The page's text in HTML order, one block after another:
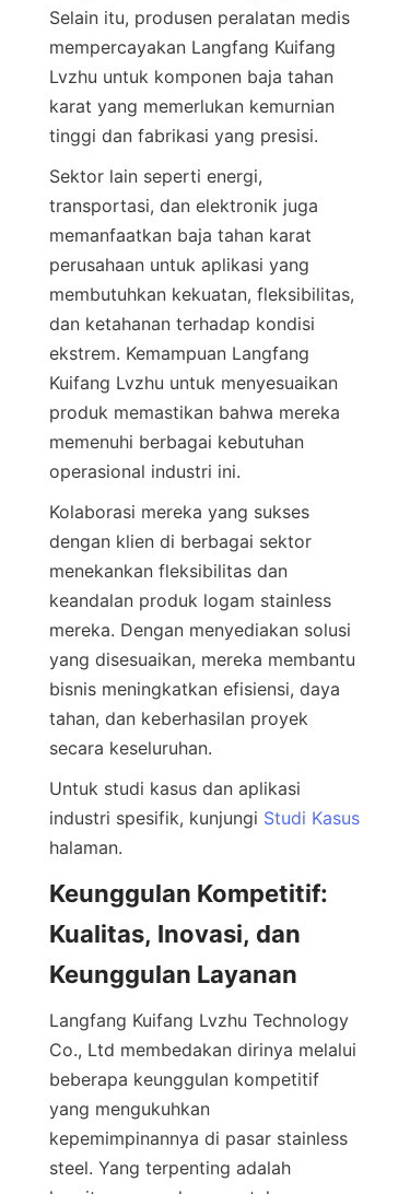
Selain itu, produsen peralatan medis
mempercayakan Langfang Kuifang
Lvzhu untuk komponen baja tahan
karat yang memerlukan kemurnian
Sektor lain seperti energi,
transportasi, dan elektronik juga
memanfaatkan baja tahan karat
perusahaan untuk aplikasi yang
membutuhkan kekuatan, fleksibilitas,
dan ketahanan terhadap kondisi
ekstrem. Kemampuan Langfang
Kuifang Lvzhu untuk menyesuaikan
produk memastikan bahwa mereka
memenuhi berbagai kebutuhan
Kolaborasi mereka yang sukses
dengan klien di berbagai sektor
menekankan fleksibilitas dan
keandalan produk logam stainless
mereka. Dengan menyediakan solusi
yang disesuaikan, mereka membantu
bisnis meningkatkan efisiensi, daya
tahan, dan keberhasilan proyek
Untuk studi kasus dan aplikasi
industri spesifik, kunjungi Studi Kasus
Keunggulan Kompetitif:
Kualitas, Inovasi, dan
Langfang Kuifang Lvzhu Technology
Co., Ltd membedakan dirinya melalui
beberapa keunggulan kompetitif
yang mengukuhkan
kepemimpinannya di pasar stainless
steel. Yang terpenting adalah